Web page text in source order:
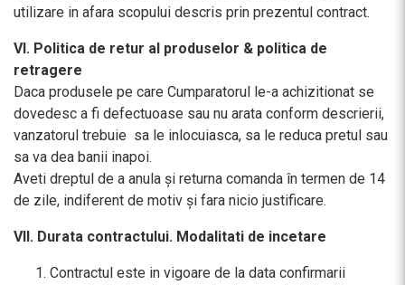
utilizare in afara scopului descris prin prezentul contract.
VI. Politica de retur al produselor & politica de
retragere
Daca produsele pe care Cumparatorul le-a achizitionat se
dovedesc a fi defectuoase sau nu arata conform descrierii,
vanzatorul trebuie sa le inlocuiasca, sa le reduca pretul sau
sa va dea banii inapoi.
Aveti dreptul de a anula și returna comanda în termen de 14
de zile, indiferent de motiv și fara nicio justificare.
VII. Durata contractului. Modalitati de incetare
Contractul este in vigoare de la data confirmarii